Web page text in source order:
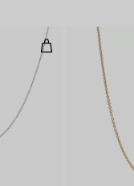
Chaîne en